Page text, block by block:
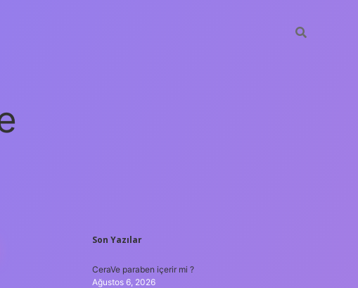
SIDEBAR
Son Yazılar
CeraVe paraben içerir mi ?
Ağustos 6, 2026